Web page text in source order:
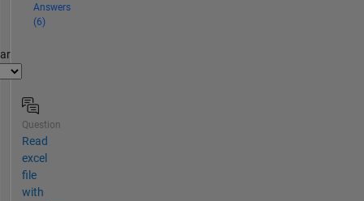
Answers
(6)
Question
Read
excel
file
with